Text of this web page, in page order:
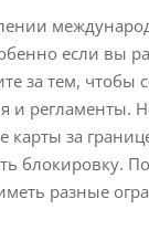
если вы
за тем, чтобы
и регламенты.
карты за
блокировку.
разные